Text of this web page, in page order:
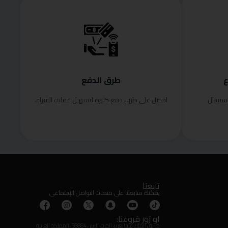
طرق الدفع
احصل على طرق دفع كثيرة لتسهيل عملية الشراء.
تابعنا
يمكنك متابعتنا على منصات التواصل الإجتماعى
او زور فروعنا: طريق الملك عبدالعزيز، الحزم، الرس 58884، المملكة العربية